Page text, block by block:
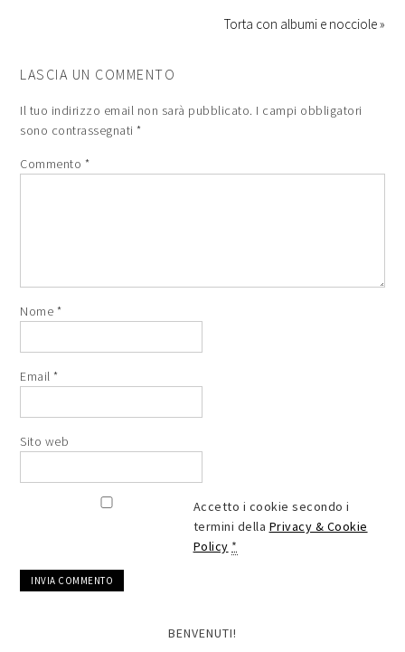
Torta con albumi e nocciole »
LASCIA UN COMMENTO
Il tuo indirizzo email non sarà pubblicato. I campi obbligatori
sono contrassegnati*
Commento *
Nome *
Email*
Sito web
Accetto i cookie secondo i
termini della Privacy & Cookie
Policy *
BENVENUTI!